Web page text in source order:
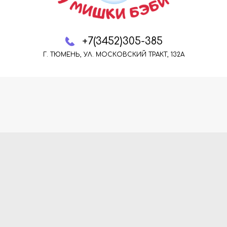
+7(3452)305-385
Г. ТЮМЕНЬ, УЛ. МОСКОВСКИЙ ТРАКТ, 132А